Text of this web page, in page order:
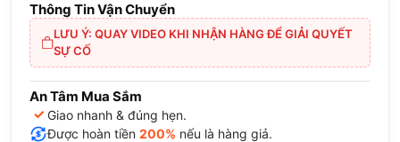
Thông Tin Vận Chuyển
LƯU Ý: QUAY VIDEO KHI NHẬN HÀNG ĐỂ GIẢI QUYẾT
SỰ CỐ
An Tâm Mua Sắm
✓ Giao nhanh & đúng hẹn.
Được hoàn tiền 200% nếu là hàng giả.